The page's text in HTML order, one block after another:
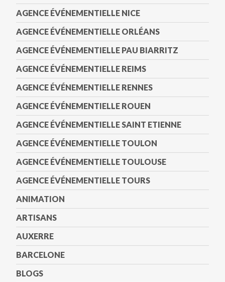
AGENCE ÉVÉNEMENTIELLE NICE
AGENCE ÉVÉNEMENTIELLE ORLÉANS
AGENCE ÉVÉNEMENTIELLE PAU BIARRITZ
AGENCE ÉVÉNEMENTIELLE REIMS
AGENCE ÉVÉNEMENTIELLE RENNES
AGENCE ÉVÉNEMENTIELLE ROUEN
AGENCE ÉVÉNEMENTIELLE SAINT ETIENNE
AGENCE ÉVÉNEMENTIELLE TOULON
AGENCE ÉVÉNEMENTIELLE TOULOUSE
AGENCE ÉVÉNEMENTIELLE TOURS
ANIMATION
ARTISANS
AUXERRE
BARCELONE
BLOGS